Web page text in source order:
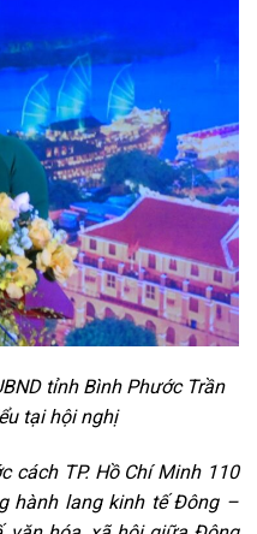
tỉnh Bình Phước Trần
tại hội nghị
cách TP. Hồ Chí Minh 110
hành lang kinh tế Đông –